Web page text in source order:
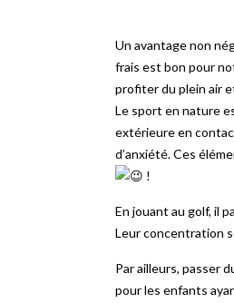
Un avantage non
frais est bon pour
profiter du plein air
Le sport en nature
extérieure en
d’anxiété. Ces
!
En jouant au golf, il
Leur concentration
Par ailleurs, passer
pour les enfants